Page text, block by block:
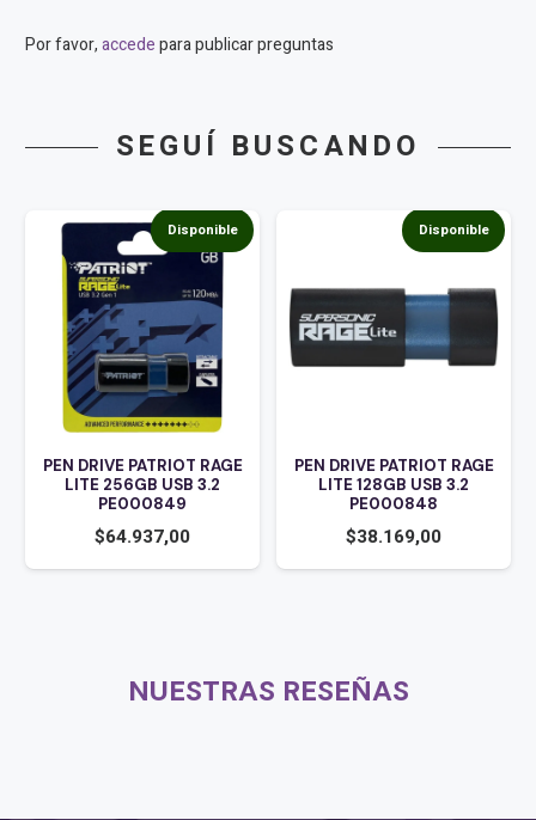
Por favor,accedepara publicar preguntas
SEGUÍ BUSCANDO
Disponible
PEN DRIVE PATRIOT RAGE
LITE 256GB USB 3.2
PE000849
$64.937,00
Disponible
PEN DRIVE PATRIOT RAGE
LITE 128GB USB 3.2
PE000848
$38.169,00
NUESTRAS RESEÑAS